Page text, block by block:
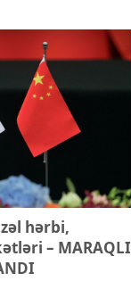
hərbi,
– MARAQLI